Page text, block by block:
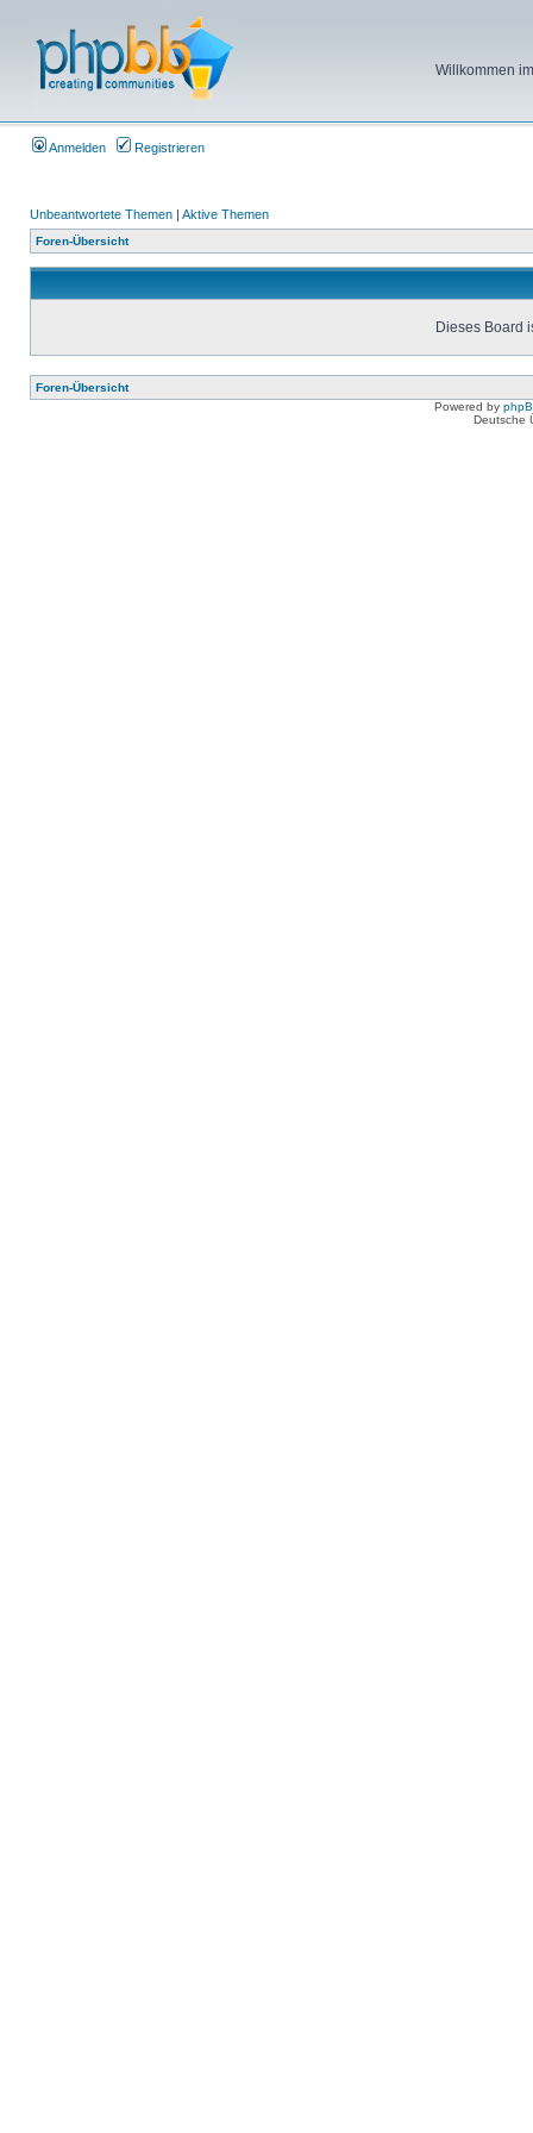
Willkommen
Anmelden Registrieren
Unbeantwortete Themen | Aktive Themen
Foren-Übersicht
Dieses Board
Foren-Übersicht
Powered by
Deutsche